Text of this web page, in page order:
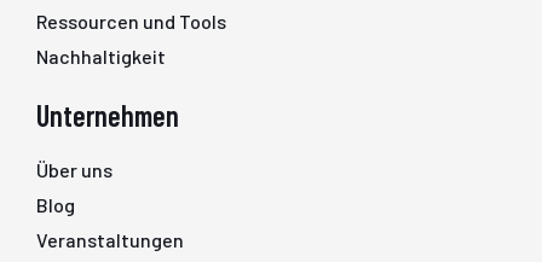
Ressourcen und Tools
Nachhaltigkeit
Unternehmen
Über uns
Blog
Veranstaltungen